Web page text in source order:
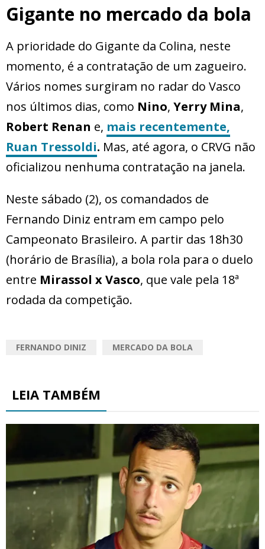
Gigante no mercado da bola
A prioridade do Gigante da Colina, neste
momento, é a contratação de um zagueiro.
Vários nomes surgiram no radar do Vasco
nos últimos dias, como Nino, Yerry Mina,
Robert Renan e, mais recentemente,
Ruan Tressoldi. Mas, até agora, o CRVG não
oficializou nenhuma contratação na janela.
Neste sábado (2), os comandados de
Fernando Diniz entram em campo pelo
Campeonato Brasileiro. A partir das 18h30
(horário de Brasília), a bola rola para o duelo
entre Mirassol x Vasco, que vale pela 18ª
rodada da competição.
FERNANDO DINIZ MERCADO DA BOLA
LEIA TAMBÉM